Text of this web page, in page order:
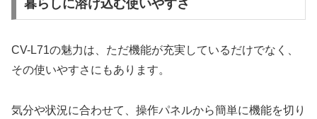
暮らしに溶け込む使いやすさ
CV-L71の魅力は、ただ機能が充実しているだけでなく、
その使いやすさにもあります。
気分や状況に合わせて、操作パネルから簡単に機能を切り